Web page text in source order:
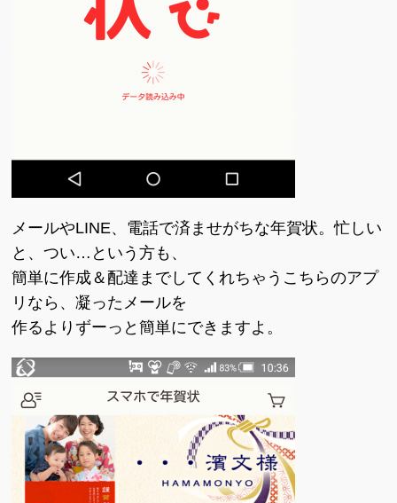
メールやLINE、電話で済ませがちな年賀状。忙しい
と、つい…という方も、
簡単に作成＆配達までしてくれちゃうこちらのアプ
リなら、凝ったメールを
作るよりずーっと簡単にできますよ。